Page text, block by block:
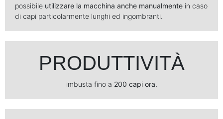
possibile utilizzare la macchina anche manualmente in caso
di capi particolarmente lunghi ed ingombranti.
PRODUTTIVITÀ
imbusta fino a 200 capi ora.